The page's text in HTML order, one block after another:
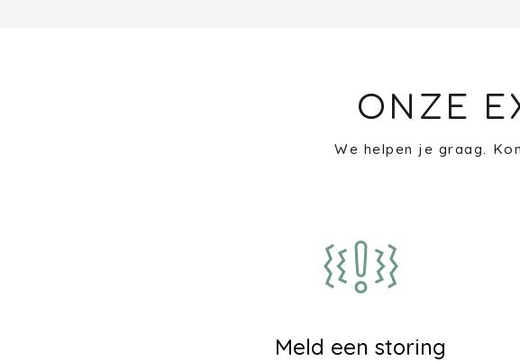
ONZE
We helpen je graag.
Meld een storing